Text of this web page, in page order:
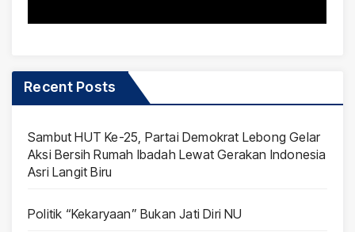
Recent Posts
Sambut HUT Ke-25, Partai Demokrat Lebong Gelar
Aksi Bersih Rumah Ibadah Lewat Gerakan Indonesia
Asri Langit Biru
Politik “Kekaryaan” Bukan Jati Diri NU